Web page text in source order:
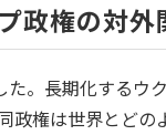
権の対外
。長期化するウ
政権は世界とど